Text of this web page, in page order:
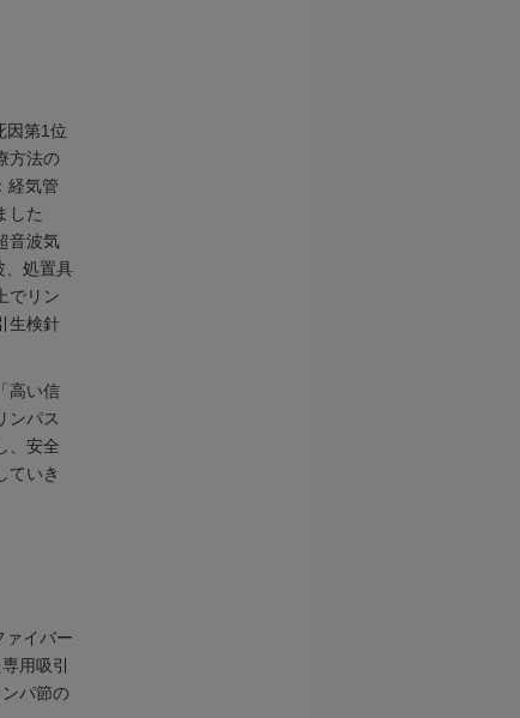
因第1位
方法の
経気管
した
音波気
、処置具
でリン
生検針
高い信
ンパス
、安全
ていき
ァイバー
用吸引
パ節の